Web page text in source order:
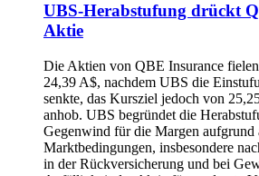
UBS-Herabstufung drückt
Aktie
Die Aktien von QBE Insurance
24,39 A$, nachdem UBS die
senkte, das Kursziel jedoch von
anhob. UBS begründet die
Gegenwind für die Margen aufgrund
Marktbedingungen, insbesondere
in der Rückversicherung und bei